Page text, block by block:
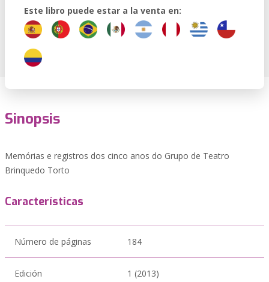
Este libro puede estar a la venta en:
Sinopsis
Memórias e registros dos cinco anos do Grupo de Teatro
Brinquedo Torto
Características
Número de páginas 184
Edición 1 (2013)